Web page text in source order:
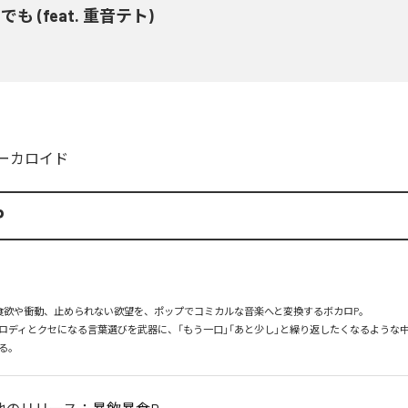
も (feat. 重音テト)
カロイド
や衝動、止められない欲望を、ポップでコミカルな音楽へと変換するボカロP。
ディとクセになる言葉選びを武器に、「もう一口」「あと少し」と繰り返したくなるような
。